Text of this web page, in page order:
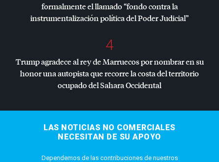
formalmente el llamado “fondo contra la
instrumentalización política del Poder Judicial”
4
Trump agradece al rey de Marruecos por nombrar en su
honor una autopista que recorre la costa del territorio
ocupado del Sahara Occidental
LAS NOTICIAS NO COMERCIALES
NECESITAN DE SU APOYO
Dependemos de las contribuciones de nuestros